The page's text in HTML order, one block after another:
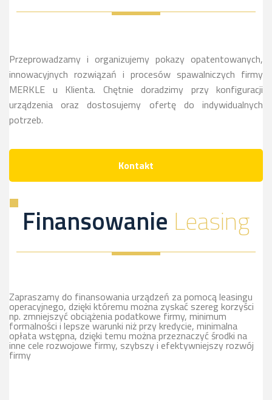
Przeprowadzamy i organizujemy pokazy opatentowanych,
innowacyjnych rozwiązań i procesów spawalniczych firmy
MERKLE u Klienta. Chętnie doradzimy przy konfiguracji
urządzenia oraz dostosujemy ofertę do indywidualnych
potrzeb.
Kontakt
Finansowanie Leasing
Zapraszamy do finansowania urządzeń za pomocą leasingu
operacyjnego, dzięki któremu można zyskać szereg korzyści
np. zmniejszyć obciążenia podatkowe firmy, minimum
formalności i lepsze warunki niż przy kredycie, minimalna
opłata wstępna, dzięki temu można przeznaczyć środki na
inne cele rozwojowe firmy, szybszy i efektywniejszy rozwój
firmy